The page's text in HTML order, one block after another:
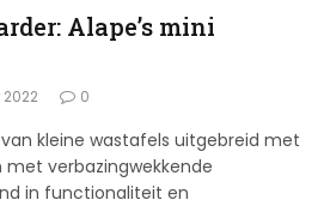
Alape’s mini
0
kleine wastafels uitgebreid met
verbazingwekkende
in functionaliteit en